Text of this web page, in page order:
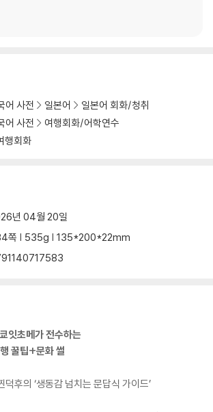
커피 주문할 수 있어!
스트 7
어온다면
소한의 지식
주문법
외워봅시다
먹는 표현 모음
최소한의 일본어
스타그램에서 그 경험담을 나누다보니 어느새 1
의 사랑을 받게 되었고, 지금은 유튜브까지 활
어 사전 일본어
일본어 회화/청취
어 사전
여행회화/어학연수
행회화
년 04월 20일
쪽 | 535g | 135*200*22mm
잇초메가 전수하는
꿀팁+문화 썰
덕후의 ‘생동감 넘치는 문답식 가이드’